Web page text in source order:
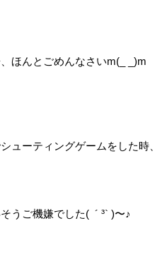
ほんとごめんなさいm(_ _)m
ューティングゲームをした時、
うご機嫌でした( ´ ³` )〜♪